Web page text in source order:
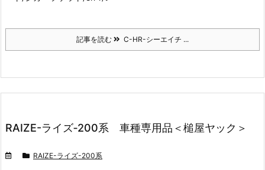
記事を読む C-HR-シーエイチ ...
RAIZE-ライズ‐200系 車種専用品＜槌屋ヤック＞
RAIZE-ライズ-200系